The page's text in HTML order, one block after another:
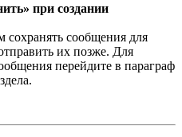
при создании
сохранять сообщения для
их позже. Для
перейдите в параграф